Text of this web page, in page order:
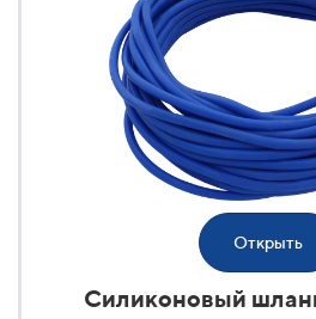
Открыть
Силиконовый